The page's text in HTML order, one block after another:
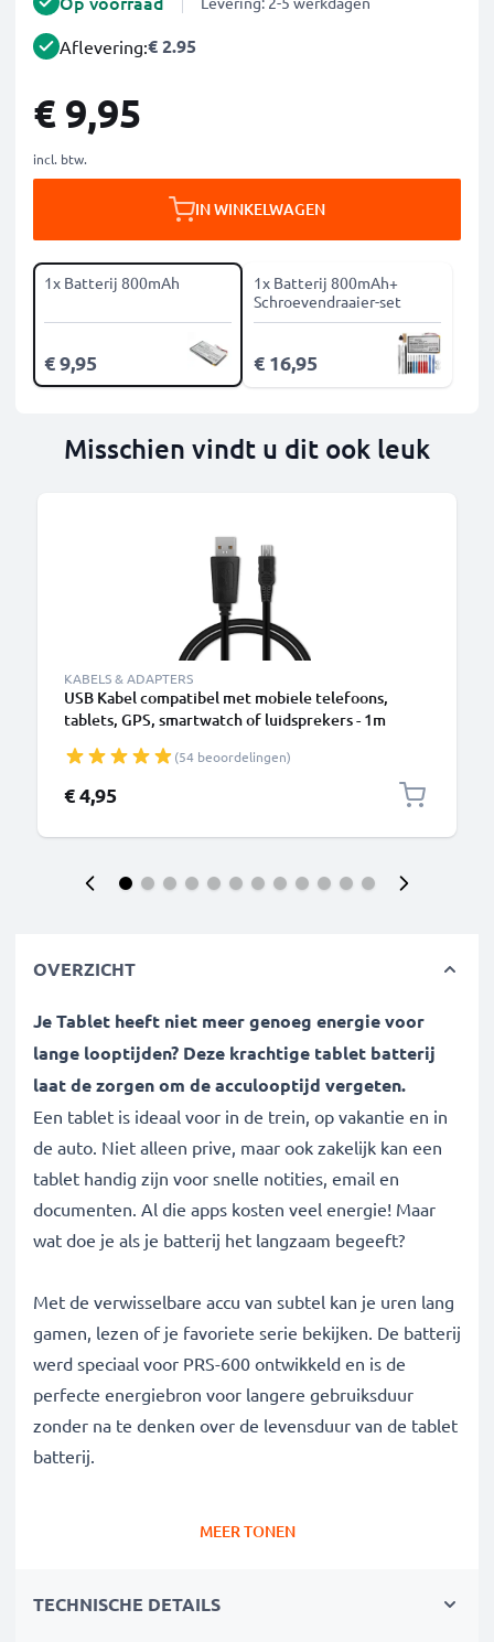
Aflevering:€ 2.95
€ 9,95
incl. btw.
IN WINKELWAGEN
1x Batterij 800mAh
€ 9,95
1x Batterij 800mAh+
Schroevendraaier-set
€ 16,95
Misschien vindt u dit ook leuk
KABELS & ADAPTERS
USB Kabel compatibel met mobiele telefoons,
tablets, GPS, smartwatch of luidsprekers - 1m
(54 beoordelingen)
€ 4,95
OVERZICHT
Je Tablet heeft niet meer genoeg energie voor
lange looptijden? Deze krachtige tablet batterij
laat de zorgen om de acculooptijd vergeten.
Een tablet is ideaal voor in de trein, op vakantie en in
de auto. Niet alleen prive, maar ook zakelijk kan een
tablet handig zijn voor snelle notities, email en
documenten. Al die apps kosten veel energie! Maar
wat doe je als je batterij het langzaam begeeft?
Met de verwisselbare accu van subtel kan je uren lang
gamen, lezen of je favoriete serie bekijken. De batterij
werd speciaal voor PRS-600 ontwikkeld en is de
perfecte energiebron voor langere gebruiksduur
zonder na te denken over de levensduur van de tablet
batterij.
capaciteit van 800mAh
MEER TONEN
TECHNISCHE DETAILS